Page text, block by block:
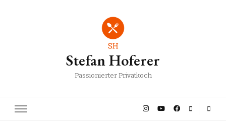
Stefan Hoferer
Passionierter Privatkoch